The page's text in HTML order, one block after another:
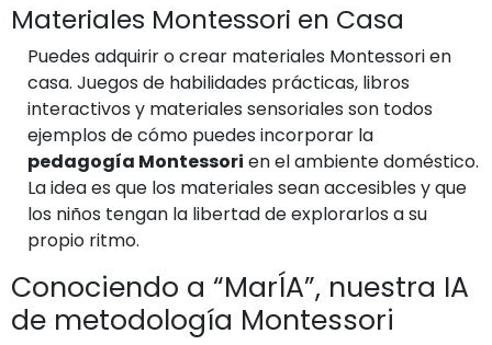
Materiales Montessori en Casa
Puedes adquirir o crear materiales Montessori en
casa. Juegos de habilidades prácticas, libros
interactivos y materiales sensoriales son todos
ejemplos de cómo puedes incorporar la
pedagogía Montessori en el ambiente doméstico.
La idea es que los materiales sean accesibles y que
los niños tengan la libertad de explorarlos a su
propio ritmo.
Conociendo a “MarÍA”, nuestra IA
de metodología Montessori